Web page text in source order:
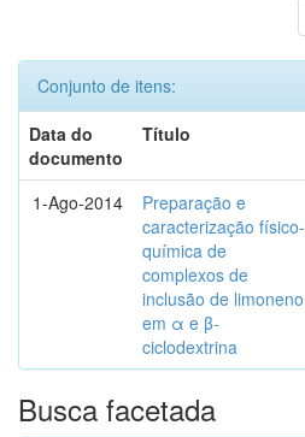
Conjunto de itens:
Data do
documento
Título
1-Ago-2014
Preparação e
caracterização físico-
química de
complexos de
inclusão de limoneno
em α e β-
ciclodextrina
Busca facetada